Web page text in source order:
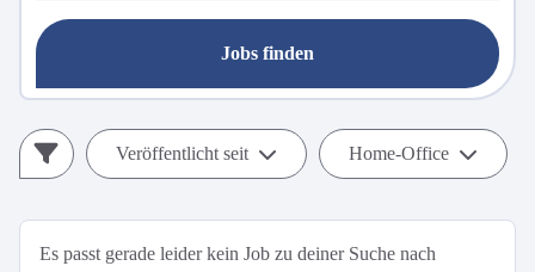
Jobs finden
Veröffentlicht seit Home-Office
Es passt gerade leider kein Job zu deiner Suche nach